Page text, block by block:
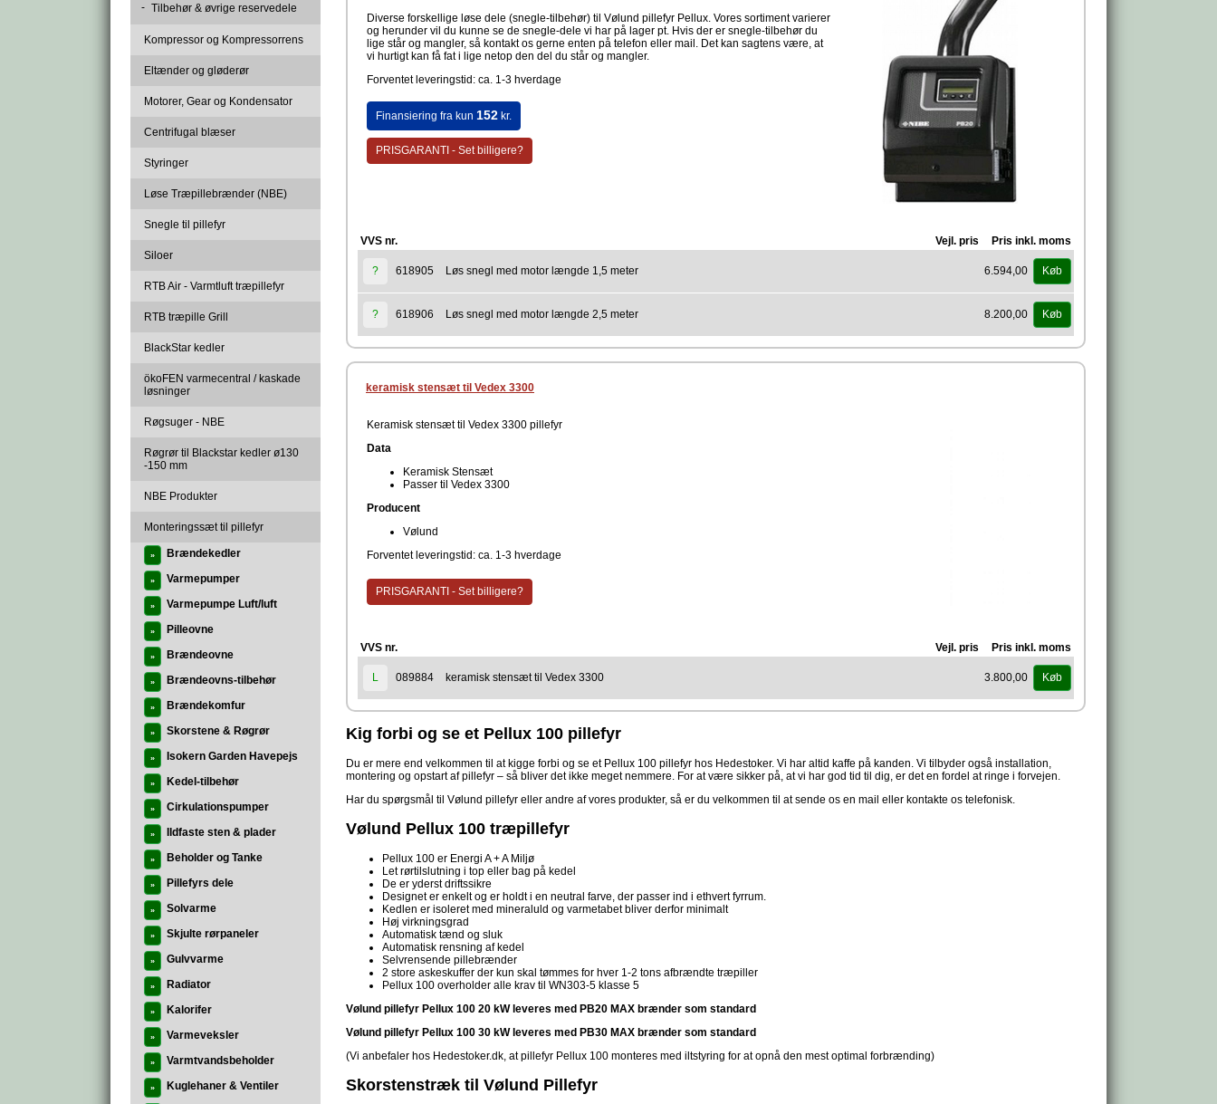
- Tilbehør & øvrige reservedele
Kompressor og Kompressorrens
Eltænder og gløderør
Motorer, Gear og Kondensator
Centrifugal blæser
Styringer
Løse Træpillebrænder (NBE)
Snegle til pillefyr
Siloer
RTB Air - Varmtluft træpillefyr
RTB træpille Grill
BlackStar kedler
ökoFEN varmecentral / kaskade
løsninger
Røgsuger - NBE
Røgrør til Blackstar kedler ø130
-150 mm
NBE Produkter
Monteringssæt til pillefyr
» Brændekedler
» Varmepumper
» Varmepumpe Luft/luft
» Pilleovne
» Brændeovne
» Brændeovns-tilbehør
» Brændekomfur
» Skorstene & Røgrør
» Isokern Garden Havepejs
» Kedel-tilbehør
» Cirkulationspumper
» Ildfaste sten & plader
» Beholder og Tanke
» Pillefyrs dele
» Solvarme
» Skjulte rørpaneler
» Gulvvarme
» Radiator
» Kalorifer
» Varmeveksler
» Varmtvandsbeholder
» Kuglehaner & Ventiler
Diverse forskellige løse dele (snegle-tilbehør) til Vølund pillefyr Pellux. Vores sortiment varierer
og herunder vil du kunne se de snegle-dele vi har på lager pt. Hvis der er snegle-tilbehør du
lige står og mangler, så kontakt os gerne enten på telefon eller mail. Det kan sagtens være, at
vi hurtigt kan få fat i lige netop den del du står og mangler.
Forventet leveringstid: ca. 1-3 hverdage
Finansiering fra kun 152kr.
PRISGARANTI - Set billigere?
VVS nr. Vejl. pris Pris inkl. moms
? 618905 Løs snegl med motor længde 1,5 meter 6.594,00 Køb
? 618906 Løs snegl med motor længde 2,5 meter 8.200,00 Køb
keramisk stensæt til Vedex 3300
Keramisk stensæt til Vedex 3300 pillefyr
Data
Keramisk Stensæt
Passer til Vedex 3300
Producent
Vølund
Forventet leveringstid: ca. 1-3 hverdage
PRISGARANTI - Set billigere?
VVS nr. Vejl. pris Pris inkl. moms
L 089884 keramisk stensæt til Vedex 3300 3.800,00 Køb
Kig forbi og se et Pellux 100 pillefyr
Du er mere end velkommen til at kigge forbi og se et Pellux 100 pillefyr hos Hedestoker. Vi har altid kaffe på kanden. Vi tilbyder også installation,
montering og opstart af pillefyr – så bliver det ikke meget nemmere. For at være sikker på, at vi har god tid til dig, er det en fordel at ringe i forvejen.
Har du spørgsmål til Vølund pillefyr eller andre af vores produkter, så er du velkommen til at sende os en mail eller kontakte os telefonisk.
Vølund Pellux 100 træpillefyr
Pellux 100 er Energi A + A Miljø
Let rørtilslutning i top eller bag på kedel
De er yderst driftssikre
Designet er enkelt og er holdt i en neutral farve, der passer ind i ethvert fyrrum.
Kedlen er isoleret med mineraluld og varmetabet bliver derfor minimalt
Høj virkningsgrad
Automatisk tænd og sluk
Automatisk rensning af kedel
Selvrensende pillebrænder
2 store askeskuffer der kun skal tømmes for hver 1-2 tons afbrændte træpiller
Pellux 100 overholder alle krav til WN303-5 klasse 5
Vølund pillefyr Pellux 100 20 kW leveres med PB20 MAX brænder som standard
Vølund pillefyr Pellux 100 30 kW leveres med PB30 MAX brænder som standard
(Vi anbefaler hos Hedestoker.dk, at pillefyr Pellux 100 monteres med iltstyring for at opnå den mest optimal forbrænding)
Skorstenstræk til Vølund Pillefyr